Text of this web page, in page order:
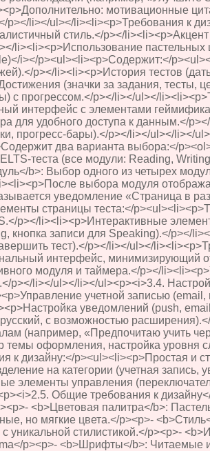
мотивационные
p></li></ul></li><li><p>Требования к
стиль.</p></li><li><p>Акцент
li><li><p>Использование пастельных
i></p><ul><li><p>Содержит:</
p></li><li><p>История тестов
(значки за задания, тесты,
с прогрессом.</p></li></ul></
интерфейс с элементами
для удобного доступа к данным.</
прогресс-бары).</p></li></ul></li></
два варианта выбора:</
теста (все модули: Reading,
b>: Выбор одного из четырех
выбора модуля
уведомление «Страница в
страницы теста:</
p></li><li><p>Интерактивные
кнопка записи для Speaking).</p></
тест).</p></li></ul></
интерфейс, минимизирующий
модуля и таймера.</p></
p></li></ul></li></ul><p><i>3.4.
учетной записью
уведомлений (push,
с возможностью
(например, «Предпочитаю учить
темы оформления, настройка уровня
к дизайну:</p><ul><li><p>Простая и
на категории (учетная запись,
элементы управления
Общие требования к
<b>Цветовая палитра</b>:
но мягкие цвета.</p><p>-
уникальной стилистикой.</p><p>-
p><p>- <b>Шрифты</b>: Читаемые